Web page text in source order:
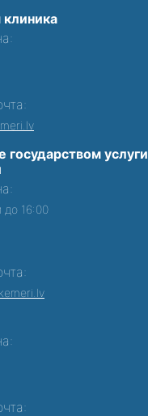
услуги
16:00